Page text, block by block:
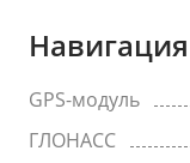
Навигация
GPS-модуль
ГЛОНАСС